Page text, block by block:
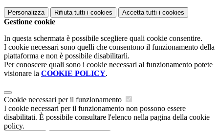
Personalizza Rifiuta tutti i cookies Accetta tutti i cookies
Gestione cookie
In questa schermata è possibile scegliere quali cookie consentire.
I cookie necessari sono quelli che consentono il funzionamento della
piattaforma e non è possibile disabilitarli.
Per conoscere quali sono i cookie necessari al funzionamento potete
visionare la COOKIE POLICY.
Cookie necessari per il funzionamento
I cookie necessari per il funzionamento non possono essere
disabilitati. È possibile consultare l'elenco nella pagina della cookie
policy.